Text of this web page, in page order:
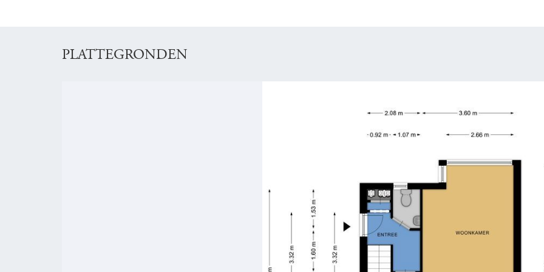
PLATTEGRONDEN